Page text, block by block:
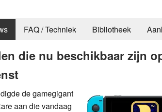
FAQ / Techniek Bibliotheek
die nu beschikbaar zijn
de gamegigant
aan die vandaag